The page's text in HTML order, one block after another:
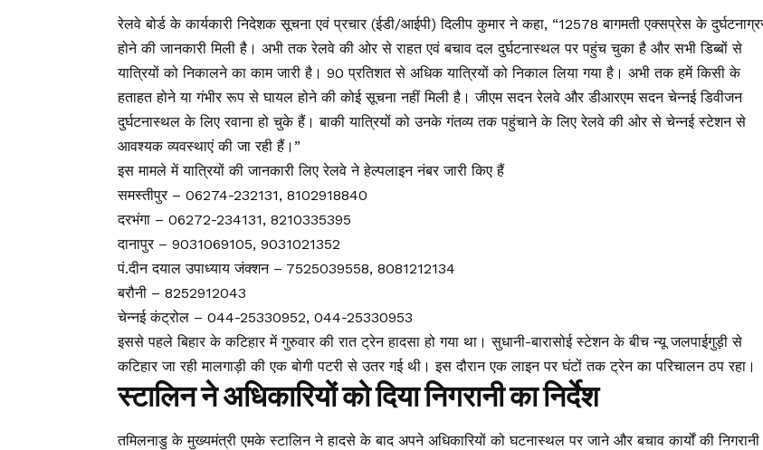
रेलवे बोर्ड के कार्यकारी निदेशक सूचना एवं प्रचार (ईडी/आईपी) दिलीप कुमार ने कहा, “12578 बागमती एक्सप्रेस के
होने की जानकारी मिली है। अभी तक रेलवे की ओर से राहत एवं बचाव दल दुर्घटनास्थल पर पहुंच चुका है और सभी डिब्बों से
यात्रियों को निकालने का काम जारी है। 90 प्रतिशत से अधिक यात्रियों को निकाल लिया गया है। अभी तक हमें किसी के
हताहत होने या गंभीर रूप से घायल होने की कोई सूचना नहीं मिली है। जीएम सदन रेलवे और डीआरएम सदन चेन्नई डिवीजन
दुर्घटनास्थल के लिए रवाना हो चुके हैं। बाकी यात्रियों को उनके गंतव्य तक पहुंचाने के लिए रेलवे की ओर से चेन्नई स्टेशन से
आवश्यक व्यवस्थाएं की जा रही हैं।”
इस मामले में यात्रियों की जानकारी लिए रेलवे ने हेल्पलाइन नंबर जारी किए हैं
समस्तीपुर – 06274-232131, 8102918840
दरभंगा – 06272-234131, 8210335395
दानापुर – 9031069105, 9031021352
पं.दीन दयाल उपाध्याय जंक्शन – 7525039558, 8081212134
बरौनी – 8252912043
चेन्नई कंट्रोल – 044-25330952, 044-25330953
इससे पहले बिहार के कटिहार में गुरुवार की रात ट्रेन हादसा हो गया था। सुधानी-बारासोई स्टेशन के बीच न्यू जलपाईगुड़ी से
कटिहार जा रही मालगाड़ी की एक बोगी पटरी से उतर गई थी। इस दौरान एक लाइन पर घंटों तक ट्रेन का परिचालन ठप रहा।
स्टालिन ने अधिकारियों को दिया निगरानी का निर्देश
तमिलनाडु के मुख्यमंत्री एमके स्टालिन ने हादसे के बाद अपने अधिकारियों को घटनास्थल पर जाने और बचाव कार्यों की निगरानी